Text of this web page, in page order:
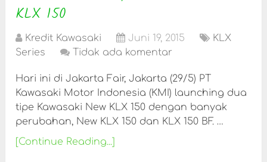
KLX 150
Kredit Kawasaki Juni 19, 2015
KLX
Series
Tidak ada komentar
Hari ini di Jakarta Fair, Jakarta (29/5) PT
Kawasaki Motor Indonesia (KMI) launching dua
tipe Kawasaki New KLX 150 dengan banyak
perubahan, New KLX 150 dan KLX 150 BF. …
[Continue Reading...]